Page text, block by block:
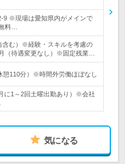
9 ※現場は愛知県内がメインで
料…
含む）※経験・スキルを考慮の
（待遇変更なし）※固定残業…
憩110分）※時間外労働ほぼなし
に1～2回土曜出勤あり）※会社
気になる